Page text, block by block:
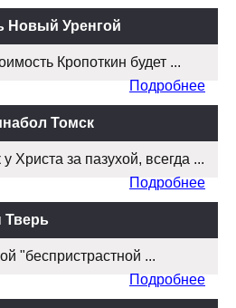
Новый Уренгой
Кропоткин будет ...
Подробнее
Томск
Христа за пазухой, всегда ...
Подробнее
Тверь
"беспристрастной ...
Подробнее